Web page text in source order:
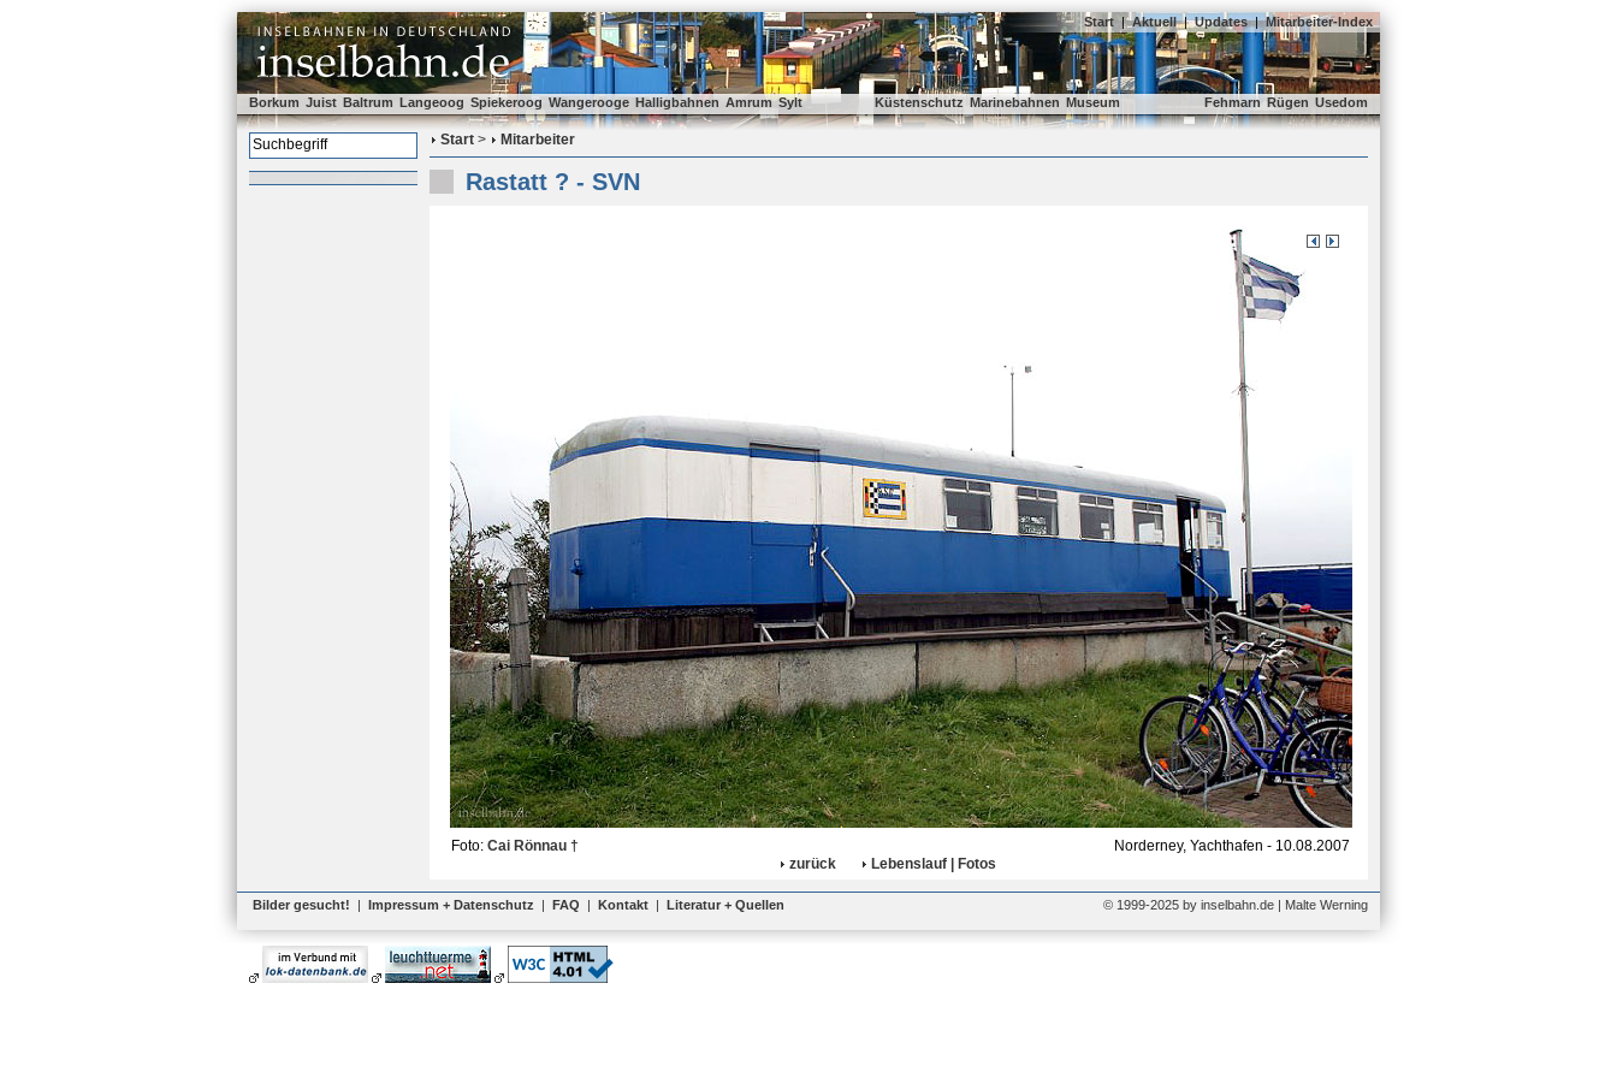
Start | Aktuell | Updates | Mitarbeiter-Index
Borkum Juist Baltrum Langeoog Spiekeroog Wangerooge Halligbahnen Amrum Sylt Küstenschutz Marinebahnen Museum Fehmarn Rügen Usedom
Start > Mitarbeiter
Rastatt ? - SVN
Foto: Cai Rönnau †
Norderney, Yachthafen - 10.08.2007
zurück
Lebenslauf | Fotos
Bilder gesucht! | Impressum + Datenschutz | FAQ | Kontakt | Literatur + Quellen © 1999-2025 by inselbahn.de | Malte Werning